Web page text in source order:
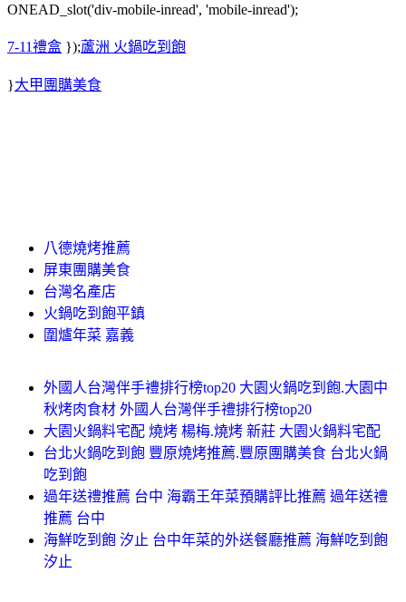
ONEAD_slot('div-mobile-inread', 'mobile-inread');
7-11禮盒 });蘆洲 火鍋吃到飽
}大甲團購美食
八德燒烤推薦
屏東團購美食
台灣名產店
火鍋吃到飽平鎮
圍爐年菜 嘉義
外國人台灣伴手禮排行榜top20 大園火鍋吃到飽.大園中
秋烤肉食材 外國人台灣伴手禮排行榜top20
大園火鍋料宅配 燒烤 楊梅.燒烤 新莊 大園火鍋料宅配
台北火鍋吃到飽 豐原燒烤推薦.豐原團購美食 台北火鍋
吃到飽
過年送禮推薦 台中 海霸王年菜預購評比推薦 過年送禮
推薦 台中
海鮮吃到飽 汐止 台中年菜的外送餐廳推薦 海鮮吃到飽
汐止